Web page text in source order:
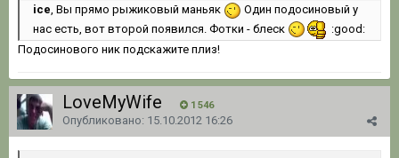
ice, Вы прямо рыжиковый маньяк
Один подосиновый у
нас есть, вот второй появился. Фотки - блеск
:good:
Подосинового ник подскажите плиз!
LoveMyWife 1 546
Опубликовано: 15.10.2012 16:26